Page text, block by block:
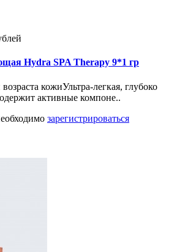
Hydra SPA Therapy 9*1 гр
кожиУльтра-легкая, глубоко
активные компоне..
зарегистрироваться